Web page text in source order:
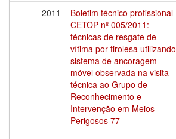
2011
Boletim técnico profissional
CETOP nº 005/2011:
técnicas de resgate de
vítima por tirolesa utilizando
sistema de ancoragem
móvel observada na visita
técnica ao Grupo de
Reconhecimento e
Intervenção em Meios
Perigosos 77